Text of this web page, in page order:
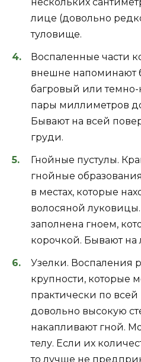
лице (довольно
туловище.
Воспаленные части
внешне напоминают
багровый или темно-
пары миллиметров
Бывают на всей
груди.
Гнойные пустулы.
гнойные
в местах, которые
волосяной луковицы.
заполнена гноем,
корочкой. Бывают на
Узелки. Воспаления
крупности, которые
практически по
довольно высокую
накапливают гной.
телу. Если их
то лучше не